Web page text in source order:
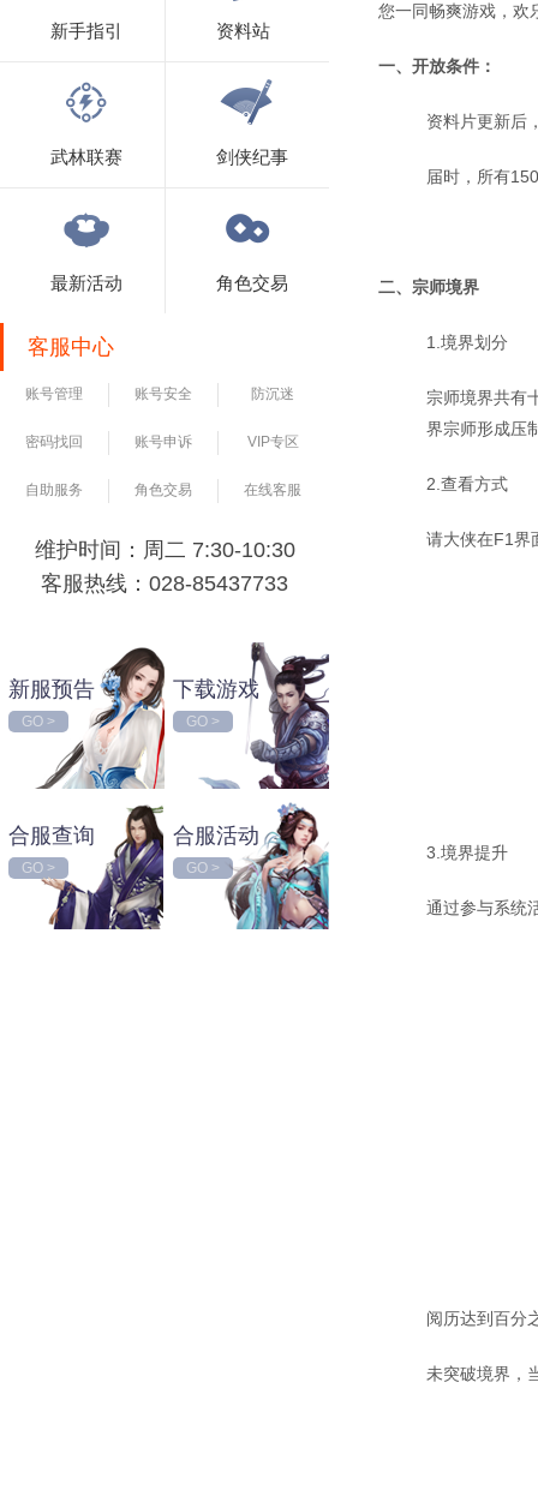
新手指引 资料站
武林联赛 剑侠纪事
最新活动 角色交易
客服中心
账号管理 账号安全 防沉迷
密码找回 账号申诉 VIP专区
自助服务 角色交易 在线客服
维护时间：周二 7:30-10:30
客服热线：028-85437733
新服预告
GO >
下载游戏
GO >
合服查询
GO >
合服活动
GO >
您一同畅爽游戏，欢
一、开放条件：
资料片更新后
届时，所有
二、宗师境界
1.境界划分
宗师境界共有
界宗师形成压
2.查看方式
请大侠在F1界
3.境界提升
通过参与系统
阅历达到百分
未突破境界，